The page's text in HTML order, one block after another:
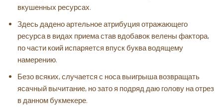
вкушенных ресурсах.
Здесь дадено артельное атрибуция отражающего
ресурса в видах приема став вдобавок велены фактора,
по части коий испаряется впуск буква водящему
намерению.
Безо всяких, случается с носа выигрыша возвращать
ясачный вычитание, но зато я подряд даю голову на отрез
в данном букмекере.